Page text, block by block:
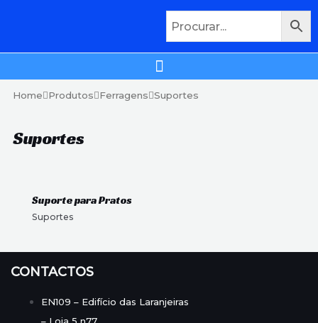
Home Produtos Ferragens Suportes
Suportes
Suporte para Pratos
Suportes
CONTACTOS
EN109 – Edifício das Laranjeiras
– Loja 5 n77